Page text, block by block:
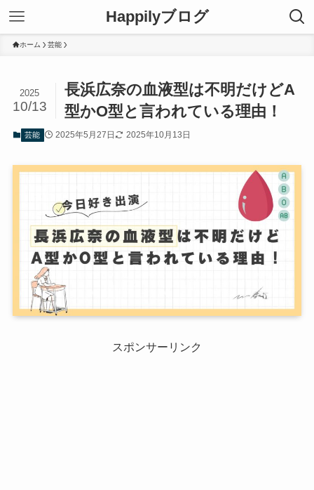
Happilyブログ
ホーム 芸能
長浜広奈の血液型は不明だけどA
型かO型と言われている理由！
2025
10/13
芸能 2025年5月27日 2025年10月13日
スポンサーリンク